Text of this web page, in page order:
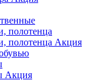
полотенца
полотенца Акция
Акция